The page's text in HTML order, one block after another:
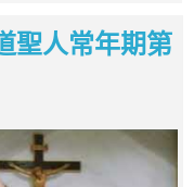
聖人常年期第